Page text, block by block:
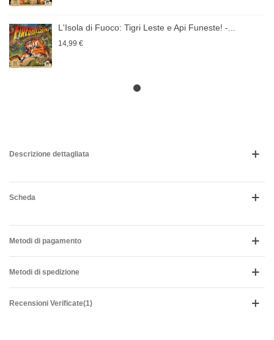
L'Isola di Fuoco: Tigri Leste e Api Funeste! -...
14,99 €
Descrizione dettagliata
Scheda
Metodi di pagamento
Metodi di spedizione
Recensioni Verificate(1)